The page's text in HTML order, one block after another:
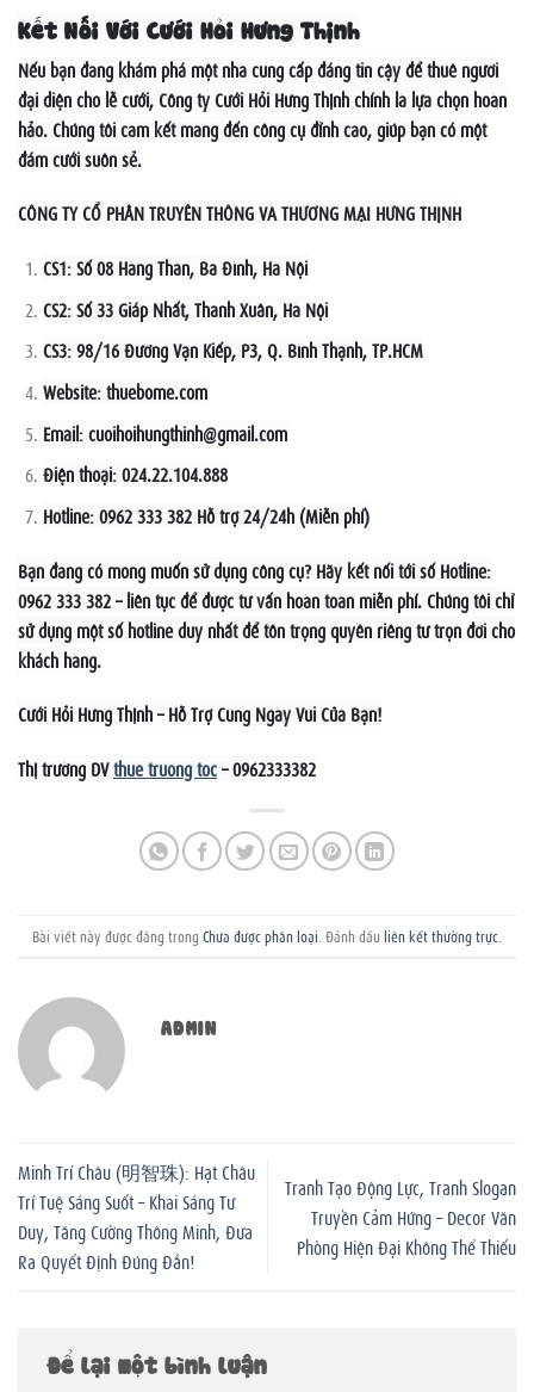
Kết Nối Với Cưới Hỏi Hưng Thịnh
Nếu bạn đang khám phá một nhà cung cấp đáng tin cậy để thuê người
đại diện cho lễ cưới, Công ty Cưới Hỏi Hưng Thịnh chính là lựa chọn hoàn
hảo. Chúng tôi cam kết mang đến công cụ đỉnh cao, giúp bạn có một
đám cưới suôn sẻ.
CÔNG TY CỔ PHẦN TRUYỀN THÔNG VÀ THƯƠNG MẠI HƯNG THỊNH
CS1: Số 08 Hàng Than, Ba Đình, Hà Nội
CS2: Số 33 Giáp Nhất, Thanh Xuân, Hà Nội
CS3: 98/16 Đường Vạn Kiếp, P3, Q. Bình Thạnh, TP.HCM
Website: thuebome.com
Email:cuoihoihungthinh@gmail.com
Điện thoại: 024.22.104.888
Hotline: 0962 333 382 Hỗ trợ 24/24h (Miễn phí)
Bạn đang có mong muốn sử dụng công cụ? Hãy kết nối tới số Hotline:
0962 333 382 – liên tục để được tư vấn hoàn toàn miễn phí. Chúng tôi chỉ
sử dụng một số hotline duy nhất để tôn trọng quyền riêng tư trọn đời cho
khách hàng.
Cưới Hỏi Hưng Thịnh – Hỗ Trợ Cùng Ngày Vui Của Bạn!
Thị trường DVthue truong toc– 0962333382
Bài viết này được đăng trong Chưa được phân loại . Đánh dấu liên kết thường trực
ADMIN
Minh Trí Châu (明智珠): Hạt Châu
Trí Tuệ Sáng Suốt – Khai Sáng Tư
Duy, Tăng Cường Thông Minh, Đưa
Ra Quyết Định Đúng Đắn!
Tranh Tạo Động Lực, Tranh Slogan
Truyền Cảm Hứng – Decor Văn
Phòng Hiện Đại Không Thể Thiếu
Để lại một bình luận